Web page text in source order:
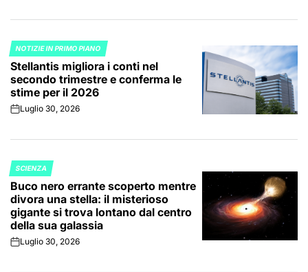
POSTED
IN
NOTIZIE IN PRIMO PIANO
Stellantis migliora i conti nel
secondo trimestre e conferma le
stime per il 2026
onLuglio 30, 2026
POSTED
IN
SCIENZA
Buco nero errante scoperto mentre
divora una stella: il misterioso
gigante si trova lontano dal centro
della sua galassia
onLuglio 30, 2026